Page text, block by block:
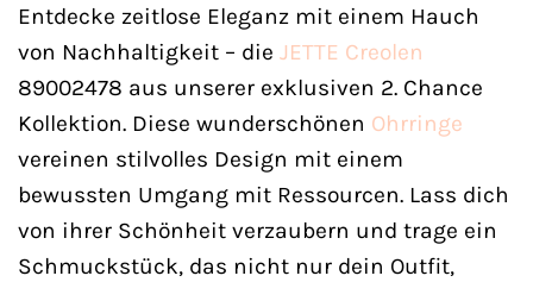
Entdecke zeitlose Eleganz mit einem Hauch
von Nachhaltigkeit – die JETTE Creolen
89002478 aus unserer exklusiven 2. Chance
Kollektion. Diese wunderschönen Ohrringe
vereinen stilvolles Design mit einem
bewussten Umgang mit Ressourcen. Lass dich
von ihrer Schönheit verzaubern und trage ein
Schmuckstück, das nicht nur dein Outfit,